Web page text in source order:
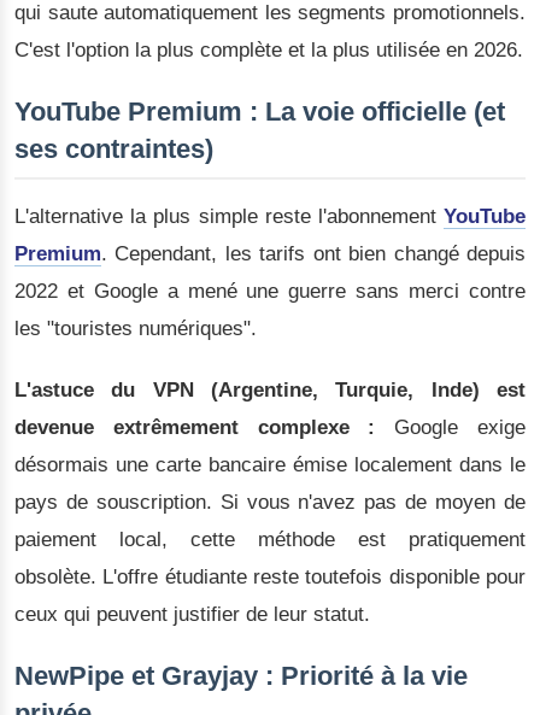
qui saute automatiquement les segments promotionnels.
C'est l'option la plus complète et la plus utilisée en 2026.
YouTube Premium : La voie officielle (et
ses contraintes)
L'alternative la plus simple reste l'abonnement YouTube
Premium. Cependant, les tarifs ont bien changé depuis
2022 et Google a mené une guerre sans merci contre
les "touristes numériques".
L'astuce du VPN (Argentine, Turquie, Inde) est
devenue extrêmement complexe :
Google exige
désormais une carte bancaire émise localement dans le
pays de souscription. Si vous n'avez pas de moyen de
paiement local, cette méthode est pratiquement
obsolète. L'offre étudiante reste toutefois disponible pour
ceux qui peuvent justifier de leur statut.
NewPipe et Grayjay : Priorité à la vie